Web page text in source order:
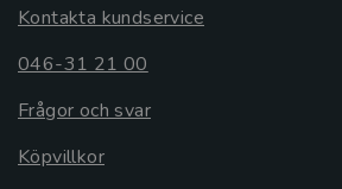
Kontakta kundservice
046-31 21 00
Frågor och svar
Köpvillkor